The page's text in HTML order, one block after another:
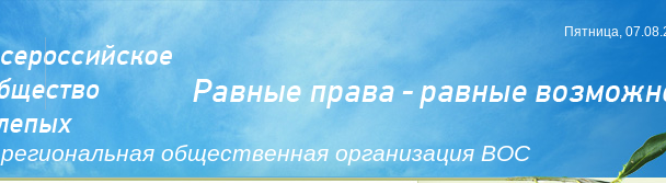
общественная организация ВОС
Пятница,